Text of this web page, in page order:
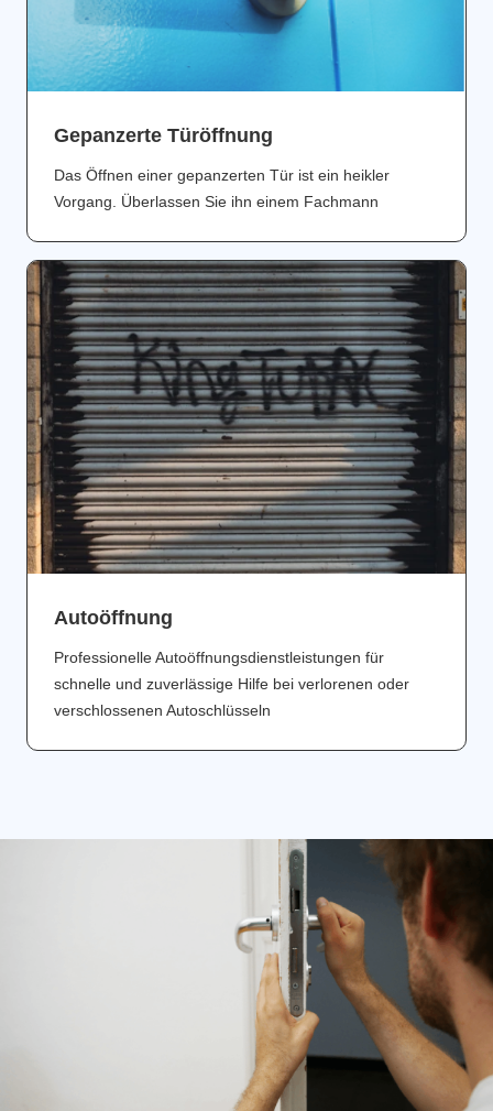
Gepanzerte Türöffnung
Das Öffnen einer gepanzerten Tür ist ein heikler
Vorgang. Überlassen Sie ihn einem Fachmann
Аutoöffnung
Professionelle Autoöffnungsdienstleistungen für
schnelle und zuverlässige Hilfe bei verlorenen oder
verschlossenen Autoschlüsseln